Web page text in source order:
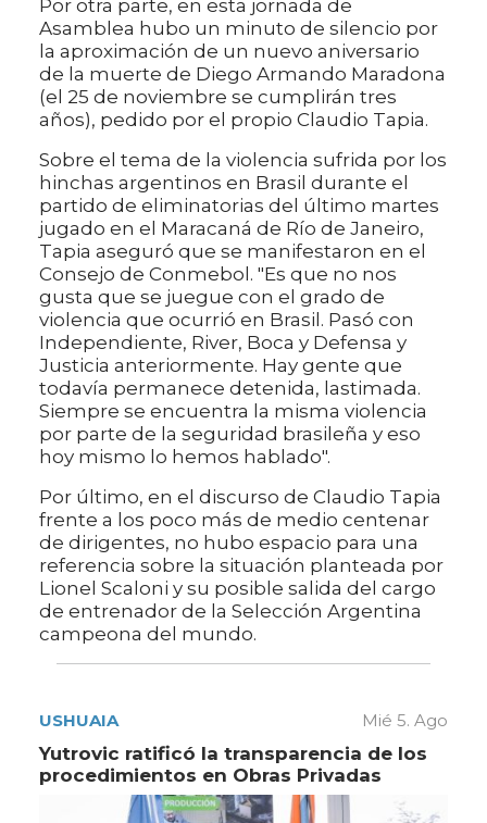
Por otra parte, en esta jornada de
Asamblea hubo un minuto de silencio por
la aproximación de un nuevo aniversario
de la muerte de Diego Armando Maradona
(el 25 de noviembre se cumplirán tres
años), pedido por el propio Claudio Tapia.
Sobre el tema de la violencia sufrida por los
hinchas argentinos en Brasil durante el
partido de eliminatorias del último martes
jugado en el Maracaná de Río de Janeiro,
Tapia aseguró que se manifestaron en el
Consejo de Conmebol. "Es que no nos
gusta que se juegue con el grado de
violencia que ocurrió en Brasil. Pasó con
Independiente, River, Boca y Defensa y
Justicia anteriormente. Hay gente que
todavía permanece detenida, lastimada.
Siempre se encuentra la misma violencia
por parte de la seguridad brasileña y eso
hoy mismo lo hemos hablado".
Por último, en el discurso de Claudio Tapia
frente a los poco más de medio centenar
de dirigentes, no hubo espacio para una
referencia sobre la situación planteada por
Lionel Scaloni y su posible salida del cargo
de entrenador de la Selección Argentina
campeona del mundo.
USHUAIA Mié 5. Ago
Yutrovic ratificó la transparencia de los
procedimientos en Obras Privadas